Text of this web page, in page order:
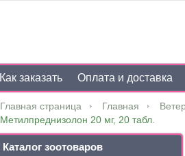
Как заказать Оплата и доставка
Главная страница Главная
Метилпреднизолон 20 мг, 20 табл.
Каталог зоотоваров